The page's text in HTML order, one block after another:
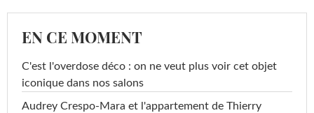
EN CE MOMENT
C'est l'overdose déco : on ne veut plus voir cet objet
iconique dans nos salons
Audrey Crespo-Mara et l'appartement de Thierry